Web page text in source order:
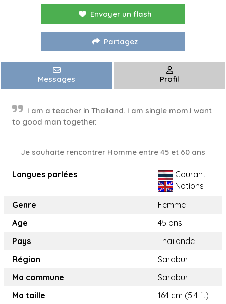
Envoyer un flash
Partagez
Messages Profil
I am a teacher in Thailand. I am single mom.I want
to good man together.
Je souhaite rencontrer Homme entre 45 et 60 ans
Langues parlées
Courant
Notions
Genre
Femme
Age
45 ans
Pays
Thaïlande
Région
Saraburi
Ma commune
Saraburi
Ma taille
164 cm (5.4 ft)